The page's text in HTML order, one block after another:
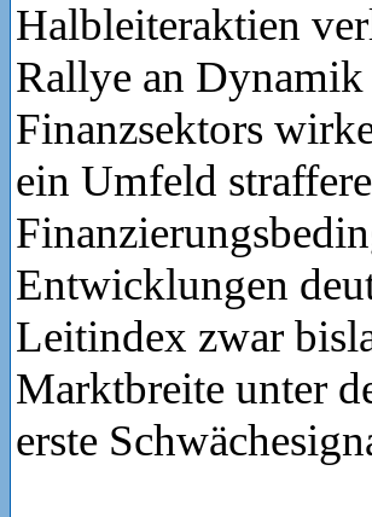
Halbleiteraktien
Rallye an Dynamik
Finanzsektors
ein Umfeld
Entwicklungen
Leitindex zwar
Marktbreite unter
erste